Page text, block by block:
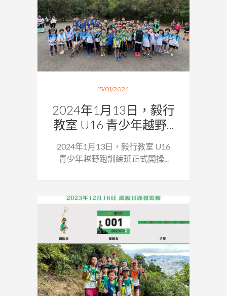
15/01/2024
2024年1月13日，毅行
教室 U16 青少年越野...
2024年1月13日，毅行教室 U16
青少年越野跑訓練班正式開操...